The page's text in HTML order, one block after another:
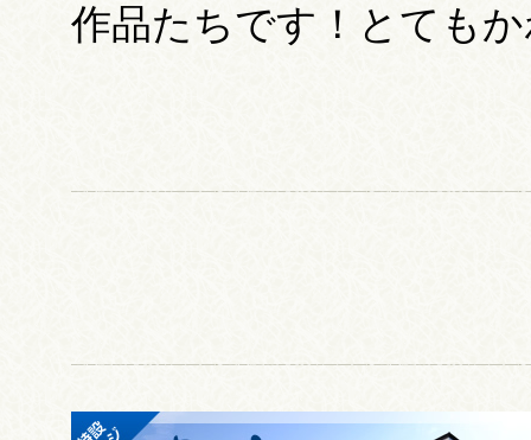
作品たちです！とても